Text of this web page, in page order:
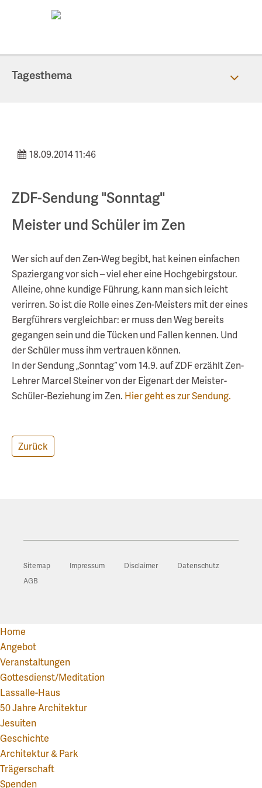
18.09.2014 11:46
ZDF-Sendung "Sonntag"
Meister und Schüler im Zen
Wer sich auf den Zen-Weg begibt, hat keinen einfachen
Spaziergang vor sich – viel eher eine Hochgebirgstour.
Alleine, ohne kundige Führung, kann man sich leicht
verirren. So ist die Rolle eines Zen-Meisters mit der eines
Bergführers vergleichbar: er muss den Weg bereits
gegangen sein und die Tücken und Fallen kennen. Und
der Schüler muss ihm vertrauen können.
In der Sendung „Sonntag“ vom 14.9. auf ZDF erzählt Zen-
Lehrer Marcel Steiner von der Eigenart der Meister-
Schüler-Beziehung im Zen. Hier geht es zur Sendung.
Zurück
Tagesthema
Sitemap Impressum Disclaimer
Datenschutz
AGB
Home
Angebot
Veranstaltungen
Gottesdienst/Meditation
Lassalle-Haus
50 Jahre Architektur
Jesuiten
Geschichte
Architektur & Park
Trägerschaft
Spenden